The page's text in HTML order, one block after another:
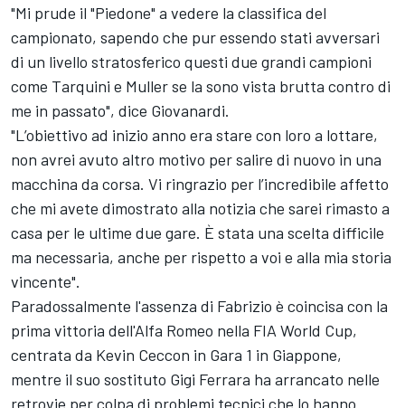
"Mi prude il "Piedone" a vedere la classifica del
campionato, sapendo che pur essendo stati avversari
di un livello stratosferico questi due grandi campioni
come Tarquini e Muller se la sono vista brutta contro di
me in passato", dice Giovanardi.
"L’obiettivo ad inizio anno era stare con loro a lottare,
non avrei avuto altro motivo per salire di nuovo in una
macchina da corsa. Vi ringrazio per l’incredibile affetto
che mi avete dimostrato alla notizia che sarei rimasto a
casa per le ultime due gare. È stata una scelta difficile
ma necessaria, anche per rispetto a voi e alla mia storia
vincente".
Paradossalmente l'assenza di Fabrizio è coincisa con la
prima vittoria dell'Alfa Romeo nella FIA World Cup,
centrata da Kevin Ceccon in Gara 1 in Giappone,
mentre il suo sostituto Gigi Ferrara ha arrancato nelle
retrovie per colpa di problemi tecnici che lo hanno